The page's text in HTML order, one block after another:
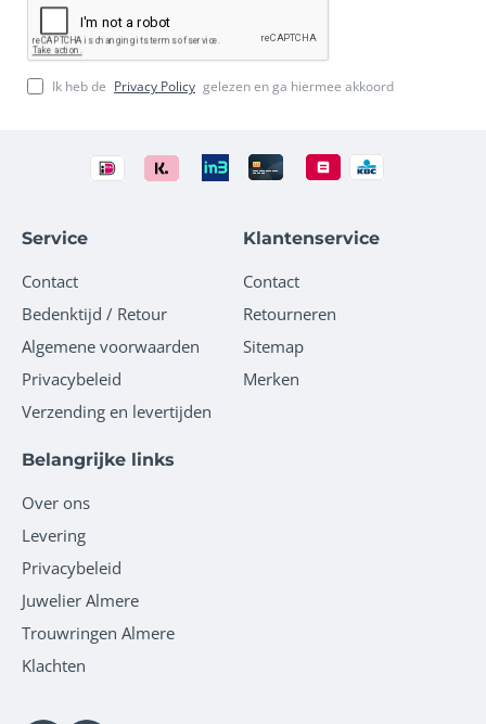
Ik heb de Privacy Policy gelezen en ga hiermee akkoord
Service
Contact
Bedenktijd / Retour
Algemene voorwaarden
Privacybeleid
Verzending en levertijden
Klantenservice
Contact
Retourneren
Sitemap
Merken
Belangrijke links
Over ons
Levering
Privacybeleid
Juwelier Almere
Trouwringen Almere
Klachten